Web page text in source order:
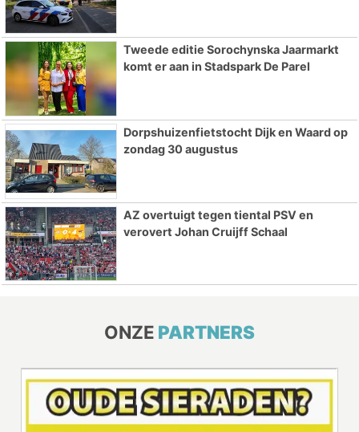
Tweede editie Sorochynska Jaarmarkt
komt er aan in Stadspark De Parel
Dorpshuizenfietstocht Dijk en Waard op
zondag 30 augustus
AZ overtuigt tegen tiental PSV en
verovert Johan Cruijff Schaal
ONZE PARTNERS